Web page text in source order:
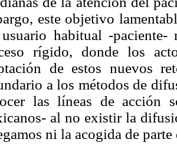
este objetivo
habitual -
rígido, donde los
de estos nuevos
a los métodos de
las líneas de acción
al no existir la
ni la acogida de